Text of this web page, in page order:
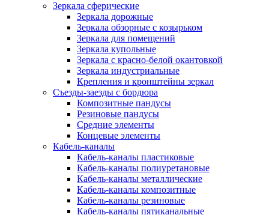
Зеркала сферические
Зеркала дорожные
Зеркала обзорные с козырьком
Зеркала для помещений
Зеркала купольные
Зеркала с красно-белой окантовкой
Зеркала индустриальные
Крепления и кронштейны зеркал
Съезды-заезды с бордюра
Композитные пандусы
Резиновые пандусы
Средние элементы
Концевые элементы
Кабель-каналы
Кабель-каналы пластиковые
Кабель-каналы полиуретановые
Кабель-каналы металлические
Кабель-каналы композитные
Кабель-каналы резиновые
Кабель-каналы пятиканальные